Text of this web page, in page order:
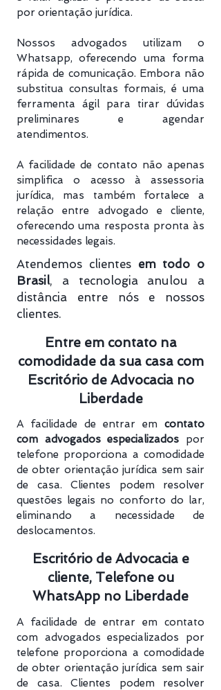
por orientação jurídica.
Nossos advogados utilizam o
Whatsapp, oferecendo uma forma
rápida de comunicação. Embora não
substitua consultas formais, é uma
ferramenta ágil para tirar dúvidas
preliminares e agendar
atendimentos.
A facilidade de contato não apenas
simplifica o acesso à assessoria
jurídica, mas também fortalece a
relação entre advogado e cliente,
oferecendo uma resposta pronta às
necessidades legais.
Atendemos clientes em todo o
Brasil, a tecnologia anulou a
distância entre nós e nossos
clientes.
Entre em contato na
comodidade da sua casa com
Escritório de Advocacia no
Liberdade
A facilidade de entrar em contato
com advogados especializados por
telefone proporciona a comodidade
de obter orientação jurídica sem sair
de casa. Clientes podem resolver
questões legais no conforto do lar,
eliminando a necessidade de
deslocamentos.
Escritório de Advocacia e
cliente, Telefone ou
WhatsApp no Liberdade
A facilidade de entrar em contato
com advogados especializados por
telefone proporciona a comodidade
de obter orientação jurídica sem sair
de casa. Clientes podem resolver